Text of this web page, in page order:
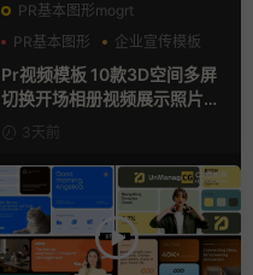
PR基本图形mogrt
PR基本图形
企业宣传模板
幻灯片
Pr视频模板 10款3D空间多屏
切换开场相册视频展示照片墙
pr模板
3天前